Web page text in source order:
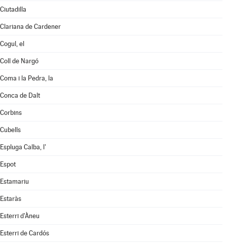
Ciutadilla
Clariana de Cardener
Cogul, el
Coll de Nargó
Coma i la Pedra, la
Conca de Dalt
Corbins
Cubells
Espluga Calba, l'
Espot
Estamariu
Estaràs
Esterri d'Àneu
Esterri de Cardós